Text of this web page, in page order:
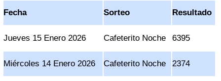
Fecha Sorteo Resultado
Jueves 15 Enero 2026 Cafeterito Noche 6395
Miércoles 14 Enero 2026 Cafeterito Noche 2374